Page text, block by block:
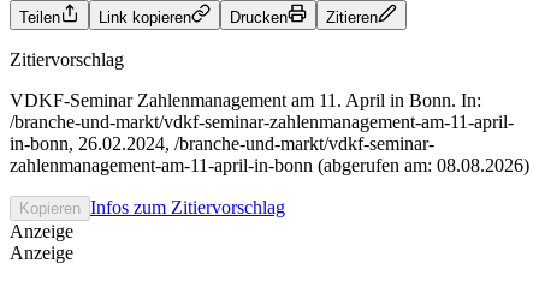
Teilen Link kopieren Drucken Zitieren
Zitiervorschlag
VDKF-Seminar Zahlenmanagement am 11. April in Bonn. In:
/branche-und-markt/vdkf-seminar-zahlenmanagement-am-11-april-
in-bonn, 26.02.2024, /branche-und-markt/vdkf-seminar-
zahlenmanagement-am-11-april-in-bonn (abgerufen am: 08.08.2026)
Kopieren Infos zum Zitiervorschlag
Anzeige
Anzeige